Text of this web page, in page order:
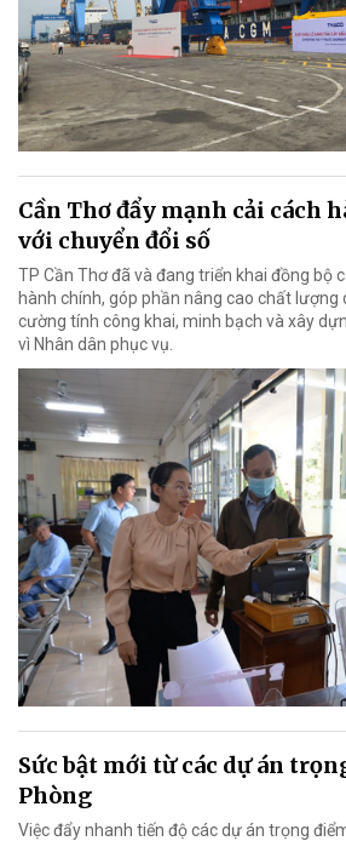
Cần Thơ đẩy mạnh cải cách
với chuyển đổi số
TP Cần Thơ đã và đang triển khai đồng bộ
hành chính, góp phần nâng cao chất lượng
cường tính công khai, minh bạch và xây
vì Nhân dân phục vụ.
Sức bật mới từ các dự án
Phòng
Việc đẩy nhanh tiến độ các dự án trọng